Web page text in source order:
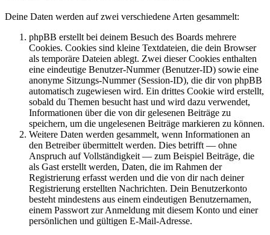
Deine Daten werden auf zwei verschiedene Arten gesammelt:
phpBB erstellt bei deinem Besuch des Boards mehrere
Cookies. Cookies sind kleine Textdateien, die dein Browser
als temporäre Dateien ablegt. Zwei dieser Cookies enthalten
eine eindeutige Benutzer-Nummer (Benutzer-ID) sowie eine
anonyme Sitzungs-Nummer (Session-ID), die dir von phpBB
automatisch zugewiesen wird. Ein drittes Cookie wird erstellt,
sobald du Themen besucht hast und wird dazu verwendet,
Informationen über die von dir gelesenen Beiträge zu
speichern, um die ungelesenen Beiträge markieren zu können.
Weitere Daten werden gesammelt, wenn Informationen an
den Betreiber übermittelt werden. Dies betrifft — ohne
Anspruch auf Vollständigkeit — zum Beispiel Beiträge, die
als Gast erstellt werden, Daten, die im Rahmen der
Registrierung erfasst werden und die von dir nach deiner
Registrierung erstellten Nachrichten. Dein Benutzerkonto
besteht mindestens aus einem eindeutigen Benutzernamen,
einem Passwort zur Anmeldung mit diesem Konto und einer
persönlichen und gültigen E-Mail-Adresse.